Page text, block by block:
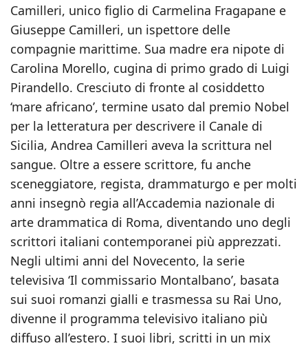
Camilleri, unico figlio di Carmelina Fragapane e
Giuseppe Camilleri, un ispettore delle
compagnie marittime. Sua madre era nipote di
Carolina Morello, cugina di primo grado di Luigi
Pirandello. Cresciuto di fronte al cosiddetto
‘mare africano’, termine usato dal premio Nobel
per la letteratura per descrivere il Canale di
Sicilia, Andrea Camilleri aveva la scrittura nel
sangue. Oltre a essere scrittore, fu anche
sceneggiatore, regista, drammaturgo e per molti
anni insegnò regia all’Accademia nazionale di
arte drammatica di Roma, diventando uno degli
scrittori italiani contemporanei più apprezzati.
Negli ultimi anni del Novecento, la serie
televisiva ‘Il commissario Montalbano’, basata
sui suoi romanzi gialli e trasmessa su Rai Uno,
divenne il programma televisivo italiano più
diffuso all’estero. I suoi libri, scritti in un mix